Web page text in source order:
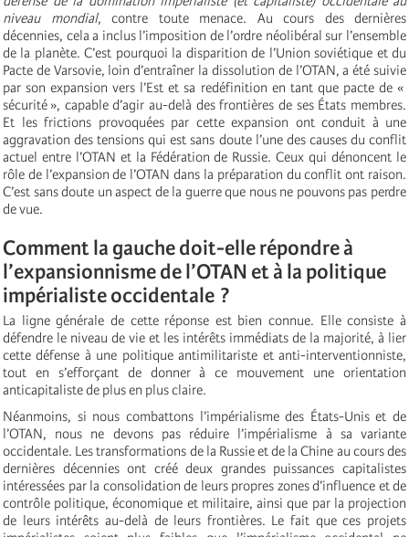
niveau mondial, contre toute menace. Au cours des dernières
décennies, cela a inclus l’imposition de l’ordre néolibéral sur l’ensemble
de la planète. C’est pourquoi la disparition de l’Union soviétique et du
Pacte de Varsovie, loin d’entraîner la dissolution de l’OTAN, a été suivie
par son expansion vers l’Est et sa redéfinition en tant que pacte de «
sécurité », capable d’agir au-delà des frontières de ses États membres.
Et les frictions provoquées par cette expansion ont conduit à une
aggravation des tensions qui est sans doute l’une des causes du conflit
actuel entre l’OTAN et la Fédération de Russie. Ceux qui dénoncent le
rôle de l’expansion de l’OTAN dans la préparation du conflit ont raison.
C’est sans doute un aspect de la guerre que nous ne pouvons pas perdre
de vue.
Comment la gauche doit-elle répondre à
l’expansionnisme de l’OTAN et à la politique
impérialiste occidentale ?
La ligne générale de cette réponse est bien connue. Elle consiste à
défendre le niveau de vie et les intérêts immédiats de la majorité, à lier
cette défense à une politique antimilitariste et anti-interventionniste,
tout en s’efforçant de donner à ce mouvement une orientation
anticapitaliste de plus en plus claire.
Néanmoins, si nous combattons l’impérialisme des États-Unis et de
l’OTAN, nous ne devons pas réduire l’impérialisme à sa variante
occidentale. Les transformations de la Russie et de la Chine au cours des
dernières décennies ont créé deux grandes puissances capitalistes
intéressées par la consolidation de leurs propres zones d’influence et de
contrôle politique, économique et militaire, ainsi que par la projection
de leurs intérêts au-delà de leurs frontières. Le fait que ces projets